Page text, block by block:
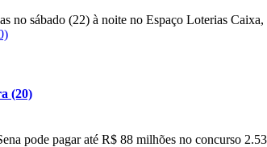
no sábado (22) à noite no Espaço Loterias
(20)
pode pagar até R$ 88 milhões no concurso